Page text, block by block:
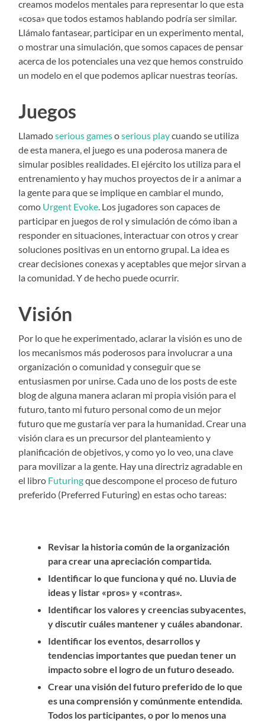
creamos modelos mentales para representar lo que esta
«cosa» que todos estamos hablando podría ser similar.
Llámalo fantasear, participar en un experimento mental,
o mostrar una simulación, que somos capaces de pensar
acerca de los potenciales una vez que hemos construido
un modelo en el que podemos aplicar nuestras teorías.
Juegos
Llamadoserious gamesoserious playcuando se utiliza
de esta manera, el juego es una poderosa manera de
simular posibles realidades. El ejército los utiliza para el
entrenamiento y hay muchos proyectos de ir a animar a
la gente para que se implique en cambiar el mundo,
como Urgent Evoke. Los jugadores son capaces de
participar en juegos de rol y simulación de cómo iban a
responder en situaciones, interactuar con otros y crear
soluciones positivas en un entorno grupal. La idea es
crear decisiones conexas y aceptables que mejor sirvan a
la comunidad. Y de hecho puede ocurrir.
Visión
Por lo que he experimentado, aclarar la visión es uno de
los mecanismos más poderosos para involucrar a una
organización o comunidad y conseguir que se
entusiasmen por unirse. Cada uno de los posts de este
blog de alguna manera aclaran mi propia visión para el
futuro, tanto mi futuro personal como de un mejor
futuro que me gustaría ver para la humanidad. Crear una
visión clara es un precursor del planteamiento y
planificación de objetivos, y como yo lo veo, una clave
para movilizar a la gente. Hay una directriz agradable en
el libro Futuringque descompone el proceso de futuro
preferido (Preferred Futuring) en estas ocho tareas:
Revisar la historia común de la organización
para crear una apreciación compartida.
Identificar lo que funciona y qué no. Lluvia de
ideas y listar «pros» y «contras».
Identificar los valores y creencias subyacentes,
y discutir cuáles mantener y cuáles abandonar.
Identificar los eventos, desarrollos y
tendencias importantes que puedan tener un
impacto sobre el logro de un futuro deseado.
Crear una visión del futuro preferido de lo que
es una comprensión y comúnmente entendida.
Todos los participantes, o por lo menos una